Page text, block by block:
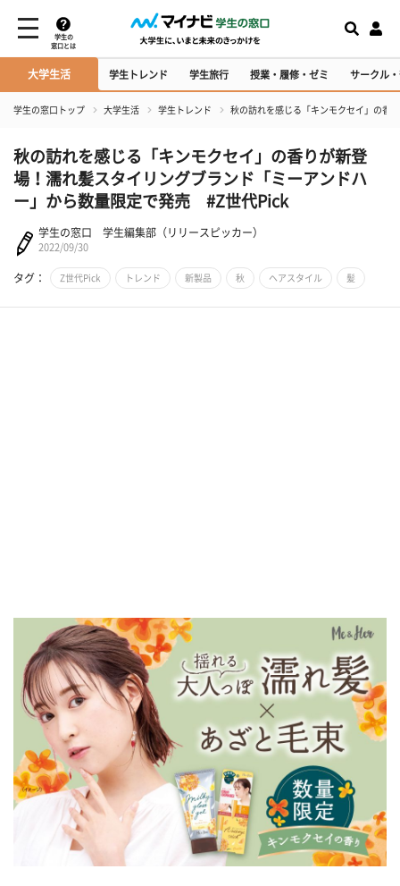
学生の
窓口とは
大学生活 学生トレンド 学生旅行 授業・履修・ゼミ サークル
学生の窓口トップ 大学生活 学生トレンド 秋の訪れを感じる「キンモクセイ」の香
秋の訪れを感じる「キンモクセイ」の香りが新登
場！濡れ髪スタイリングブランド「ミーアンドハ
ー」から数量限定で発売 #Z世代Pick
学生の窓口 学生編集部（リリースピッカー）
2022/09/30
タグ： Z世代Pick トレンド 新製品 秋 ヘアスタイル 髪